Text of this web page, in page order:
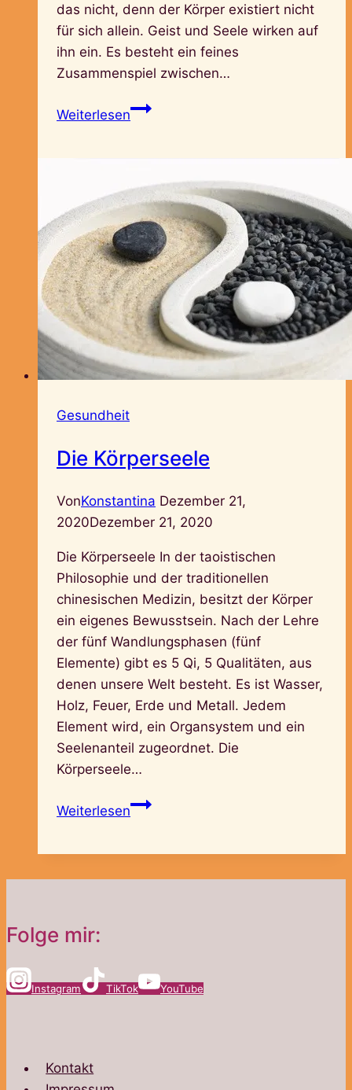
das nicht, denn der Körper existiert nicht
für sich allein. Geist und Seele wirken auf
ihn ein. Es besteht ein feines
Zusammenspiel zwischen…
WeiterlesenGanzheitlich
Gesundheit
Die Körperseele
VonKonstantina Dezember 21,
2020Dezember 21, 2020
Die Körperseele In der taoistischen
Philosophie und der traditionellen
chinesischen Medizin, besitzt der Körper
ein eigenes Bewusstsein. Nach der Lehre
der fünf Wandlungsphasen (fünf
Elemente) gibt es 5 Qi, 5 Qualitäten, aus
denen unsere Welt besteht. Es ist Wasser,
Holz, Feuer, Erde und Metall. Jedem
Element wird, ein Organsystem und ein
Seelenanteil zugeordnet. Die
Körperseele…
WeiterlesenDie
Folge mir:
Instagram TikTok YouTube
Kontakt